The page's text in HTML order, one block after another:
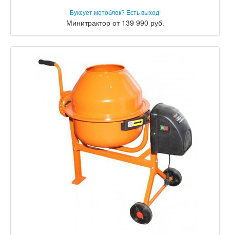
Буксует мотоблок? Есть выход!
Минитрактор от 139 990 руб.